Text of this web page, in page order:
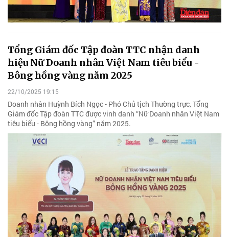
Tổng Giám đốc Tập đoàn TTC nhận danh
hiệu Nữ Doanh nhân Việt Nam tiêu biểu -
Bông hồng vàng năm 2025
22/10/2025 19:15
Doanh nhân Huỳnh Bích Ngọc - Phó Chủ tịch Thường trực, Tổng
Giám đốc Tập đoàn TTC được vinh danh “Nữ Doanh nhân Việt Nam
tiêu biểu - Bông hồng vàng” năm 2025.